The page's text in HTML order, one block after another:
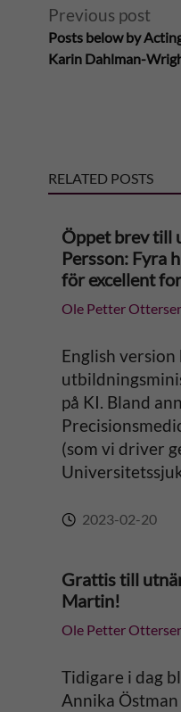
Previous post
Posts below by
Karin Dahlman-
RELATED POSTS
Öppet brev till
Persson: Fyra
för excellent
Ole Petter
English
på KI. Bland
(som vi driver
2023-02-20
Grattis till
Martin!
Ole Petter
Tidigare i dag
Annika